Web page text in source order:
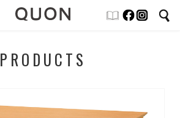
PRODUCTS